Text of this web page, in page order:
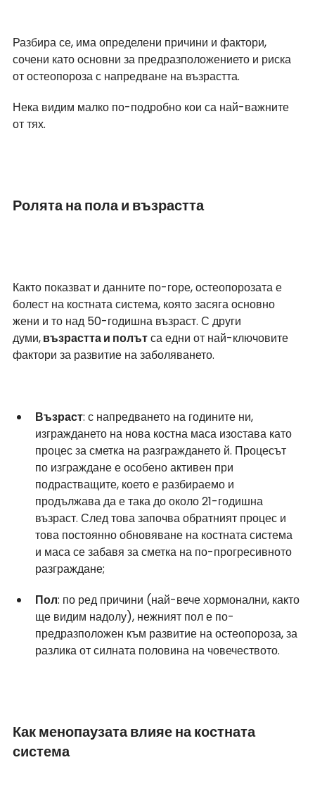
Разбира се, има определени причини и фактори,
сочени като основни за предразположението и риска
от остеопороза с напредване на възрастта.
Нека видим малко по-подробно кои са най-важните
от тях.
Ролята на пола и възрастта
Както показват и данните по-горе, остеопорозата е
болест на костната система, която засяга основно
жени и то над 50-годишна възраст. С други
думи, възрастта и полът са едни от най-ключовите
фактори за развитие на заболяването.
Възраст: с напредването на годините ни,
изграждането на нова костна маса изостава като
процес за сметка на разграждането й. Процесът
по изграждане е особено активен при
подрастващите, което е разбираемо и
продължава да е така до около 21-годишна
възраст. След това започва обратният процес и
това постоянно обновяване на костната система
и маса се забавя за сметка на по-прогресивното
разграждане;
Пол: по ред причини (най-вече хормонални, както
ще видим надолу), нежният пол е по-
предразположен към развитие на остеопороза, за
разлика от силната половина на човечеството.
Как менопаузата влияе на костната
система